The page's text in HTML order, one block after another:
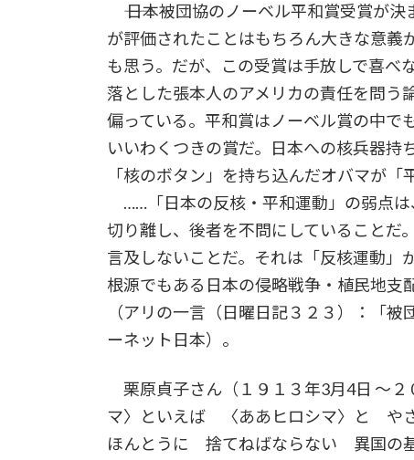
―― 日本被団協のノーベル平和賞受賞が
が評価されたことはもちろん大きな意義
も思う。だが、この受賞は手放しで喜べ
落とした張本人のアメリカの責任を問う
偏っている。平和賞はノーベル賞の中で
いいわくつきの賞だ。日本への核兵器持
「核のボタン」を持ち込んだオバマが「
……「日本の反核・平和運動」の弱点は
切り離し、後者を不問にしていることだ
言及しないことだ。それは「反核運動」
根源でもある日本の侵略戦争・植民地支
（アリの一言（日曜日記３２３）：「
ーネット日本）。
栗原貞子さん（１９１３年3月4日 ～２
マ〉といえば 〈ああヒロシマ〉と や
ほんとうに 捨てねばならない 異国の